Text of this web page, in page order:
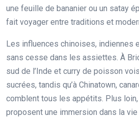
une feuille de bananier ou un satay
fait voyager entre traditions et
Les influences chinoises, indiennes
sans cesse dans les assiettes. À
sud de l’Inde et curry de poisson
sucrées, tandis qu’à Chinatown,
comblent tous les appétits. Plus
proposent une immersion dans la vie